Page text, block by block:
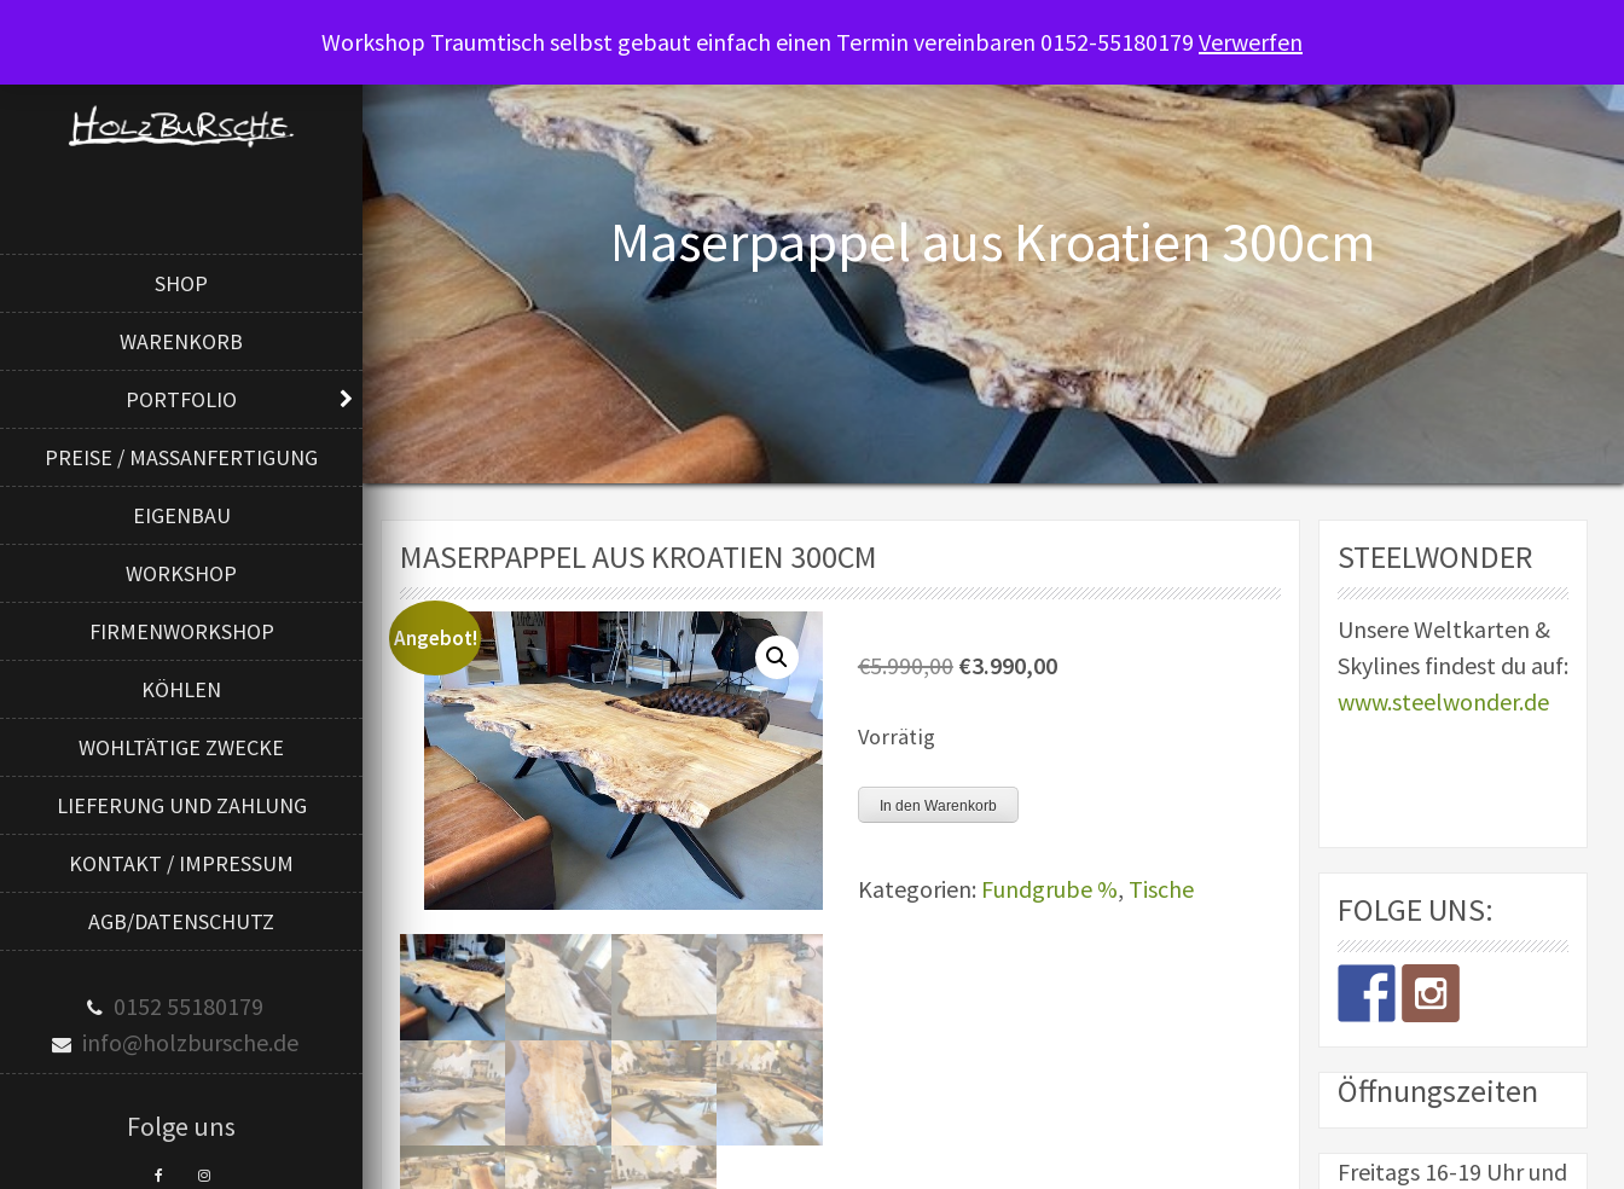
SHOP
WARENKORB
PORTFOLIO
PREISE / MASSANFERTIGUNG
EIGENBAU
WORKSHOP
FIRMENWORKSHOP
KÖHLEN
WOHLTÄTIGE ZWECKE
LIEFERUNG UND ZAHLUNG
KONTAKT / IMPRESSUM
AGB/DATENSCHUTZ
0152 55180179
info@holzbursche.de
Folge uns
Maserpappel aus Kroatien 300cm
MASERPAPPEL AUS KROATIEN 300CM
Angebot!
€5.990,00 Ursprünglicher
€3.990,00Aktueller
Vorrätig
Maserpappel
Kroatien
300cm
In den Warenkorb
Kategorien: Fundgrube %, Tische
STEELWONDER
Unsere Weltkarten &
Skylines findest du auf:
www.steelwonder.de
FOLGE UNS:
Öffnungszeiten
Freitags 16-19 Uhr und
Workshop Traumtisch selbst gebaut einfach einen Termin vereinbaren 0152-55180179 Verwerfen